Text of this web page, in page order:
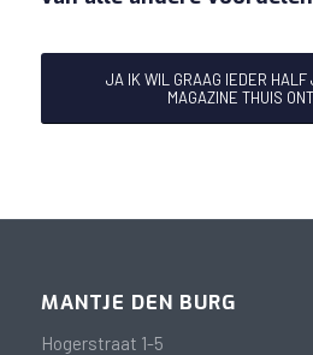
JA IK WIL GRAAG IEDER HALF
MAGAZINE THUIS
MANTJE DEN BURG
Hogerstraat 1-5